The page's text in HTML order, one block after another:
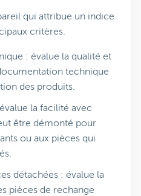
qui attribue un indice
critères.
: évalue la qualité et
technique
des produits.
la facilité avec
être démonté pour
ou aux pièces qui
détachées : évalue la
pièces de rechange